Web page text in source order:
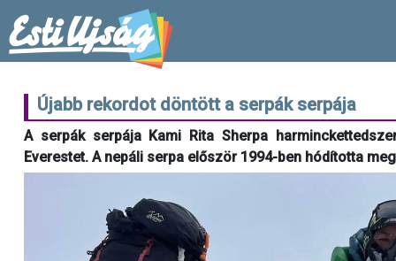
Újabb rekordot döntött a serpák serpája
A serpák serpája Kami Rita Sherpa
Everestet. A nepáli serpa először 1994-ben hódította